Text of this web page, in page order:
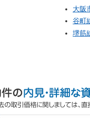
大阪
谷町
堺筋